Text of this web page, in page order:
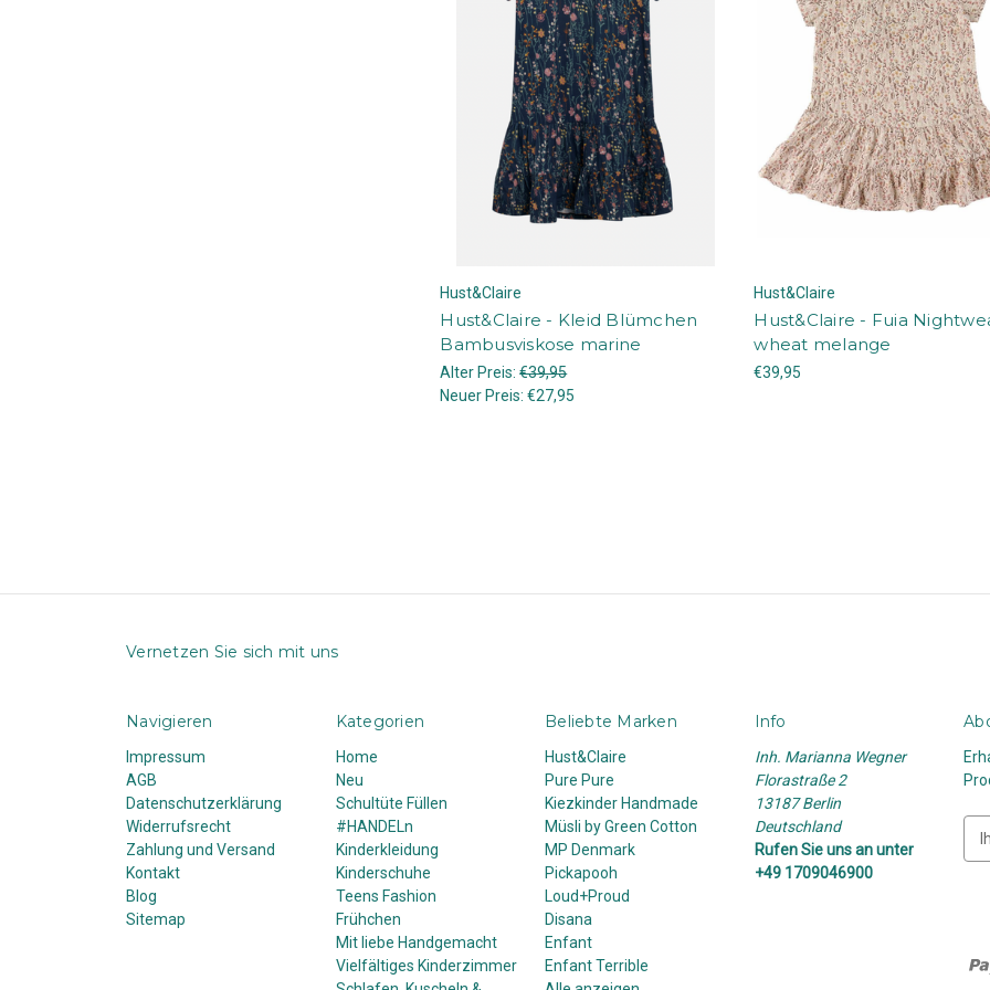
Hust&Claire
Hust&Claire - Kleid Blümchen
Bambusviskose marine
Alter Preis:€39,95
Neuer Preis:€27,95
Hust&Claire
Hust&Claire - Fuia
wheat melange
€39,95
Vernetzen Sie sich mit uns
Navigieren
Impressum
AGB
Datenschutzerklärung
Widerrufsrecht
Zahlung und Versand
Kontakt
Blog
Sitemap
Kategorien
Home
Neu
Schultüte Füllen
#HANDELn
Kinderkleidung
Kinderschuhe
Teens Fashion
Frühchen
Mit liebe Handgemacht
Vielfältiges Kinderzimmer
Beliebte Marken
Hust&Claire
Pure Pure
Kiezkinder Handmade
Müsli by Green Cotton
MP Denmark
Pickapooh
Loud+Proud
Disana
Enfant
Enfant Terrible
Info
Inh. Marianna Wegner
Florastraße 2
13187 Berlin
Deutschland
Rufen Sie uns an unter
+49 1709046900